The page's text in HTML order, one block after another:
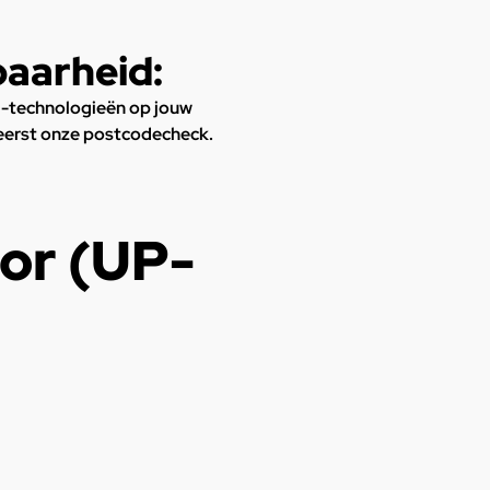
technologieën op jouw
onze postcodecheck.
(UP-